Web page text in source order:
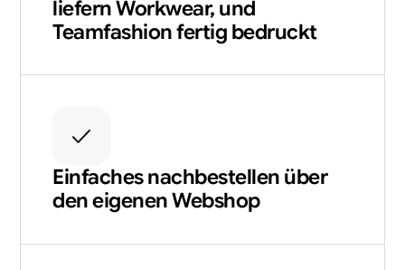
liefern Workwear, und
Teamfashion fertig bedruckt
Einfaches nachbestellen über
den eigenen Webshop